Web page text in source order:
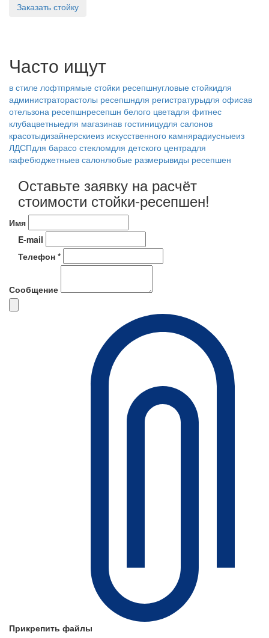
Заказать стойку
Часто ищут
в стиле лофтпрямые стойки ресепшнугловые стойкидля
администраторастолы ресепшндля регистратурыдля офисав
отельзона ресепшнресепшн белого цветадля фитнес
клубацветныедля магазинав гостиницудля салонов
красотыдизайнерскиеиз искусственного камнярадиусныеиз
ЛДСПдля барасо стекломдля детского центрадля
кафебюджетныев салонлюбые размерывиды ресепшен
Оставьте заявку на расчёт
стоимости стойки-ресепшен!
Имя
E-mail
Телефон *
Сообщение
Прикрепить файлы